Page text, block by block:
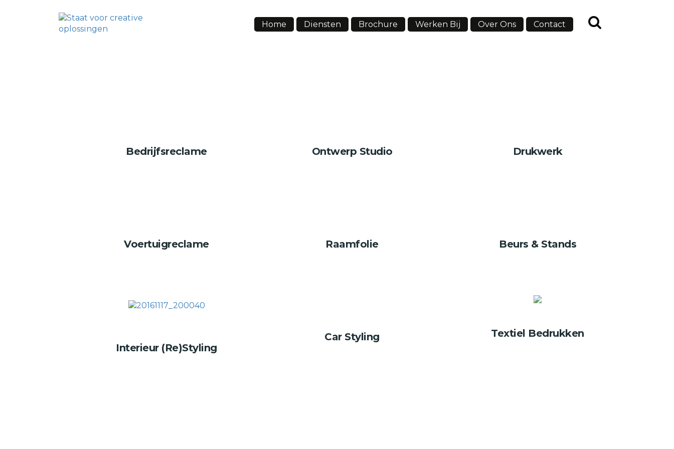
Home Diensten Brochure Werken Bij Over Ons Contact
Bedrijfsreclame Ontwerp Studio Drukwerk
Voertuigreclame Raamfolie Beurs & Stands
Interieur (Re)Styling
Car Styling Textiel Bedrukken